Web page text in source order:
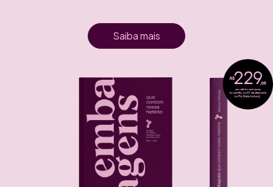
Saiba mais